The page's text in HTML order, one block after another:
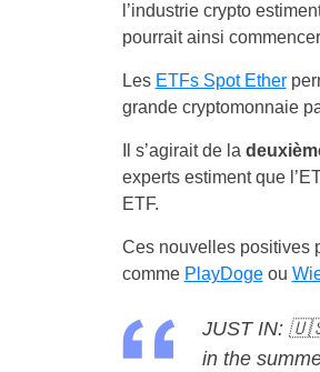
l’industrie crypto
pourrait ainsi
Les ETFs Spot Ether
grande cryptomonnaie
Il s’agirait de la
experts estiment que
ETF.
Ces nouvelles positives
comme PlayDogeou
JUST IN: 🇺🇸
in the